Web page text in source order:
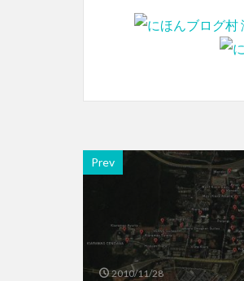
Prev
2010/11/28